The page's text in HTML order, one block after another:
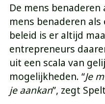
De mens
mens benaderen
beleid is er altijd
entrepreneurs
uit een scala van
mogelijkheden. “Je
je aankan”, zegt